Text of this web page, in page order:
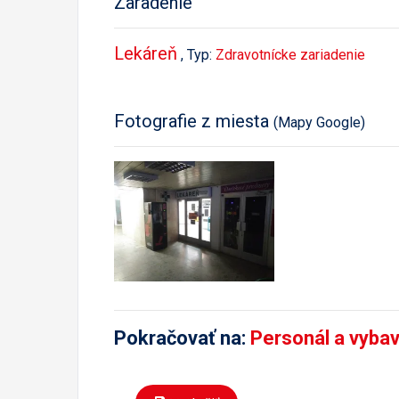
Lekáreň , Typ: Zdravotnícke zariadenie
Fotografie z miesta (Mapy Google)
Pokračovať na: Personál a